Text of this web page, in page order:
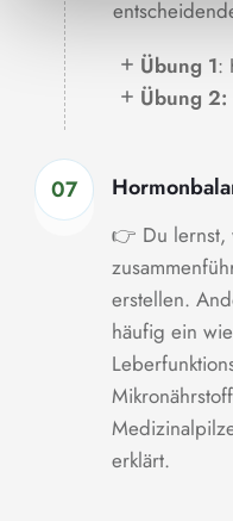
Übung 1:
Übung 2:
07
👉 Du lernst,
erstellen.
häufig ein
erklärt.